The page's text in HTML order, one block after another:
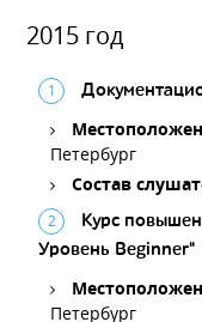
2015 год
Петербург
Состав
Курс
Уровень Beginner"
Петербург